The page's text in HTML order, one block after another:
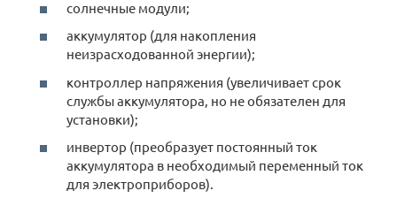
солнечные модули;
аккумулятор (для накопления
неизрасходованной энергии);
контроллер напряжения (увеличивает срок
службы аккумулятора, но не обязателен для
установки);
инвертор (преобразует постоянный ток
аккумулятора в необходимый переменный ток
для электроприборов).